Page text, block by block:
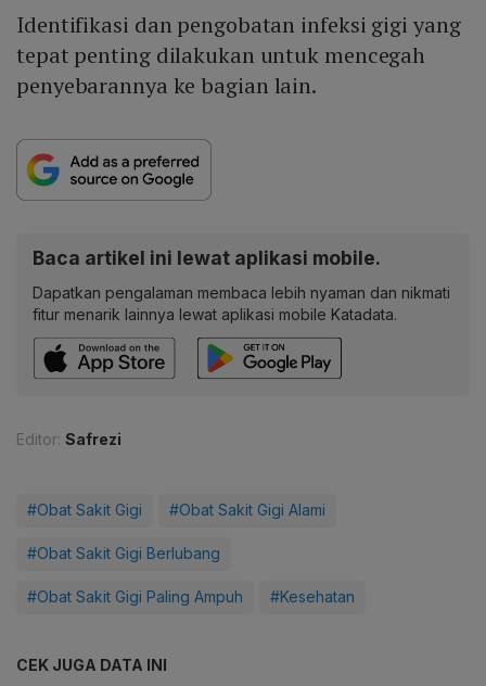
Identifikasi dan pengobatan infeksi gigi yang
tepat penting dilakukan untuk mencegah
penyebarannya ke bagian lain.
Baca artikel ini lewat aplikasi mobile.
Dapatkan pengalaman membaca lebih nyaman dan nikmati
fitur menarik lainnya lewat aplikasi mobile Katadata.
Editor: Safrezi
#Obat Sakit Gigi #Obat Sakit Gigi Alami
#Obat Sakit Gigi Berlubang
#Obat Sakit Gigi Paling Ampuh #Kesehatan
CEK JUGA DATA INI